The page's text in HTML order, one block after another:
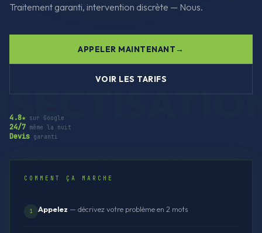
Traitement garanti, intervention discrète — Nous.
APPELER MAINTENANT
VOIR LES TARIFS
4.8★ sur Google
24/7 même la nuit
Devis garanti
COMMENT ÇA MARCHE
1 Appelez — décrivez votre problème en 2 mots